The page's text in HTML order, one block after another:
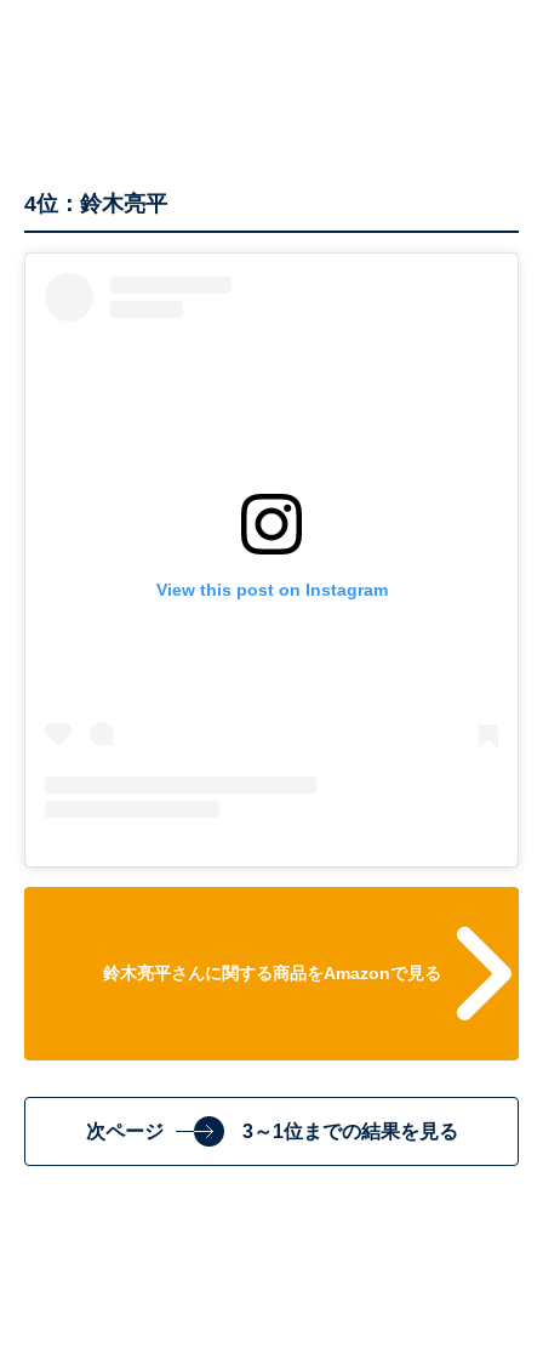
4位：鈴木亮平
View this post on Instagram
鈴木亮平さんに関する商品をAmazonで見る
次ページ 3～1位までの結果を見る